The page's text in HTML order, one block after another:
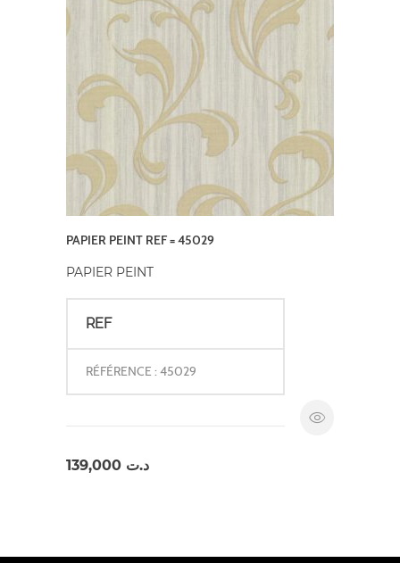
PAPIER PEINT REF = 45029
PAPIER PEINT
REF
RÉFÉRENCE : 45029
د.ت